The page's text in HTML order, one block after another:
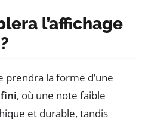
l’affichage
prendra la forme d’une
, où une note faible
et durable, tandis